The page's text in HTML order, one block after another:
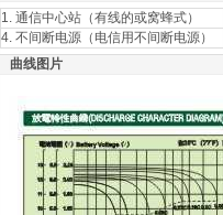
1. 通信中心站（有线的或窝蜂式）
4. 不间断电源（电信用不间断电源）
曲线图片